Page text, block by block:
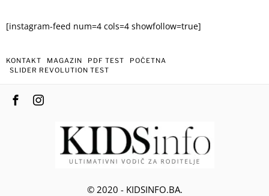
[instagram-feed num=4 cols=4 showfollow=true]
KONTAKT MAGAZIN PDF TEST
POČETNA
SLIDER REVOLUTION TEST
© 2020 - KIDSINFO.BA.